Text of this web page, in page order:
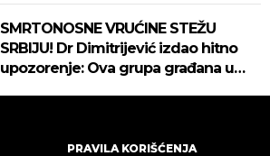
SMRTONOSNE VRUĆINE STEŽU
SRBIJU! Dr Dimitrijević izdao hitno
upozorenje: Ova grupa građana u
PRAVILA KORIŠĆENJA